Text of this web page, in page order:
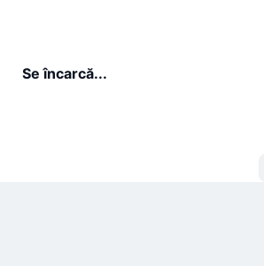
Se încarcă...